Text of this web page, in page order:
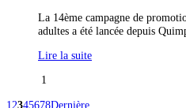
La 14ème campagne de
adultes a été lancée depuis
Lire la suite
1
12345678Dernière